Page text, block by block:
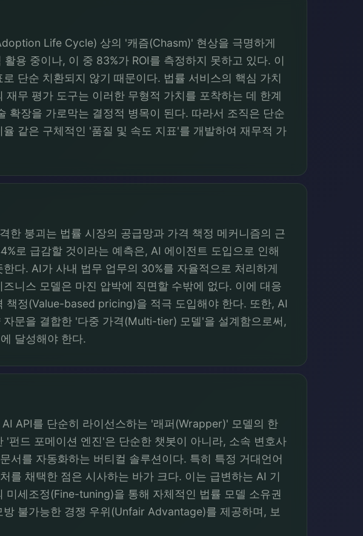
Life Cycle) 상의 '캐즘(Chasm)' 현상을 극명하게
용 중이나, 이 중 83%가 ROI를 측정하지 못하고 있다. 이
단순 치환되지 않기 때문이다. 법률 서비스의 핵심 가치
무 평가 도구는 이러한 무형적 가치를 포착하는 데 한계
확장을 가로막는 결정적 병목이 된다. 따라서 조직은 단순
같은 구체적인 '품질 및 속도 지표'를 개발하여 재무적 가
한 붕괴는 법률 시장의 공급망과 가격 책정 메커니즘의 근
로 급감할 것이라는 예측은, AI 에이전트 도입으로 인해
다. AI가 사내 법무 업무의 30%를 자율적으로 처리하게
니스 모델은 마진 압박에 직면할 수밖에 없다. 이에 대응
정(Value-based pricing)을 적극 도입해야 한다. 또한, AI
문을 결합한 '다중 가격(Multi-tier) 모델'을 설계함으로써,
달성해야 한다.
API를 단순히 라이선스하는 '래퍼(Wrapper)' 모델의 한
펀드 포메이션 엔진'은 단순한 챗봇이 아니라, 소속 변호사
서를 자동화하는 버티컬 솔루션이다. 특히 특정 거대언어
채택한 점은 시사하는 바가 크다. 이는 급변하는 AI 기
세조정(Fine-tuning)을 통해 자체적인 법률 모델 소유권
불가능한 경쟁 우위(Unfair Advantage)를 제공하며, 보